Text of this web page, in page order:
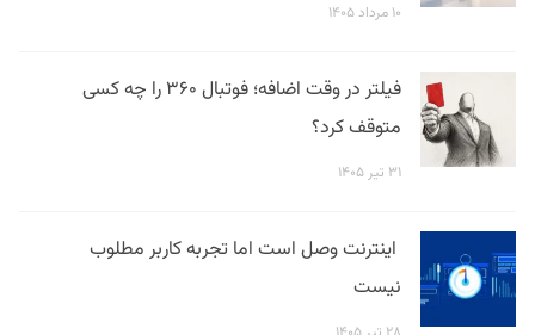
۱۰ مرداد ۱۴۰۵
فیلتر در وقت اضافه؛ فوتبال ۳۶۰ را چه کسی
متوقف کرد؟
۳۱ تیر ۱۴۰۵
اینترنت وصل است اما تجربه کاربر مطلوب
نیست